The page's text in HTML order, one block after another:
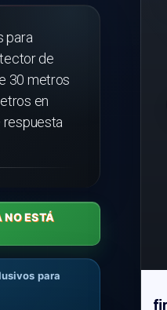
para
de
30 metros
en
respuesta
NO ESTÁ
para